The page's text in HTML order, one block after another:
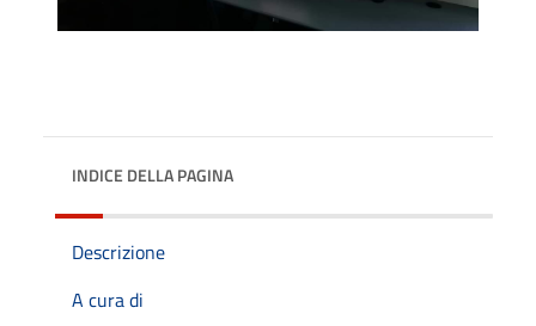
INDICE DELLA PAGINA
Descrizione
A cura di